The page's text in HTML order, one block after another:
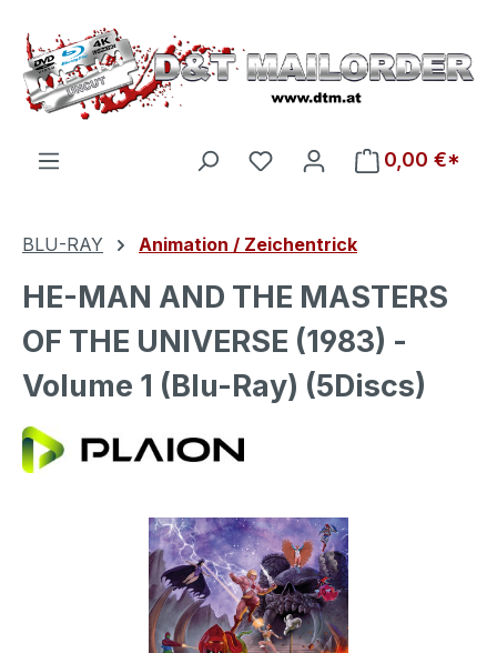
Zum Hauptinhalt springen
Du hast 0 Produkte auf
0,00 €*
BLU-RAY Animation / Zeichentrick
HE-MAN AND THE MASTERS
OF THE UNIVERSE (1983) -
Volume 1 (Blu-Ray) (5Discs)
Bildergalerie überspringen